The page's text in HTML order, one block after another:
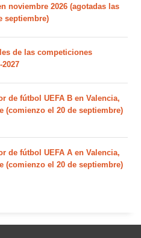
noviembre 2026 (agotadas las
septiembre)
de las competiciones
de fútbol UEFA B en Valencia,
(comienzo el 20 de septiembre)
de fútbol UEFA A en Valencia,
(comienzo el 20 de septiembre)